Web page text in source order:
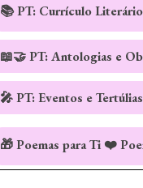
📚 PT: Currículo
📖🤝 PT: Antologias e
🎤 PT: Eventos e
🎁 Poemas para Ti ❤️